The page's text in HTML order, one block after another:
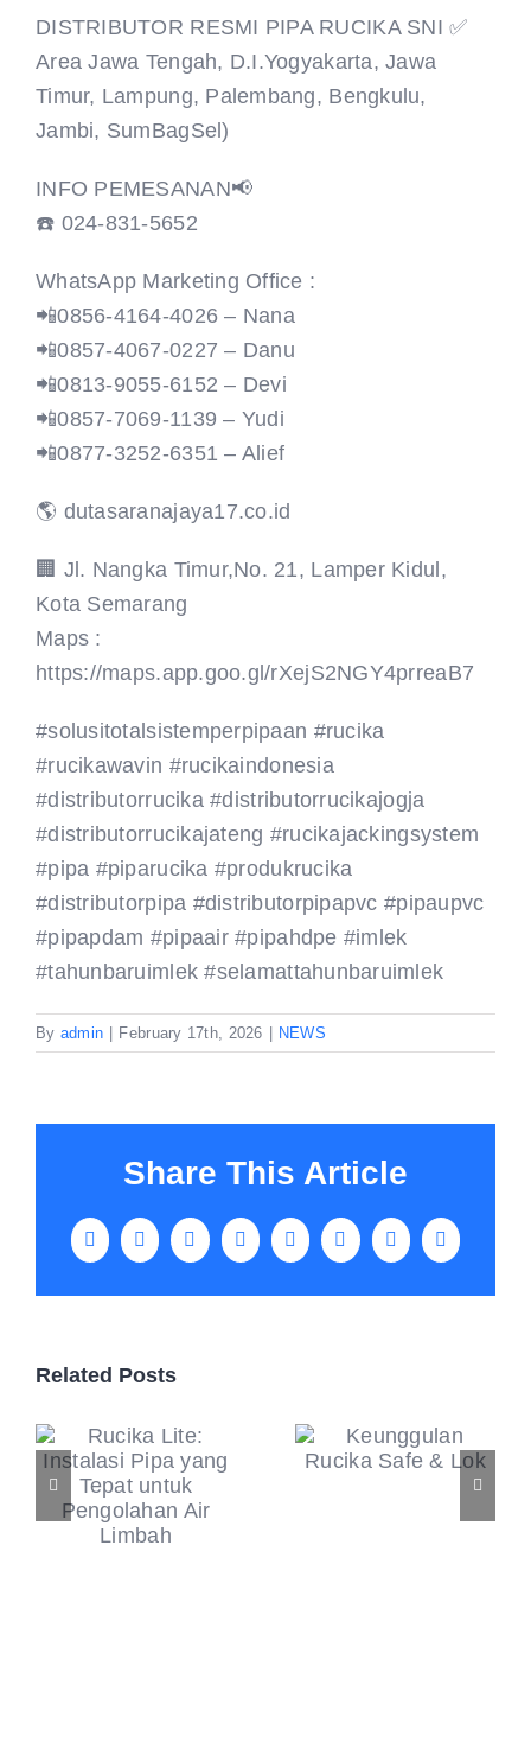
DISTRIBUTOR RESMI PIPA RUCIKA SNI ✅️
Area Jawa Tengah, D.I.Yogyakarta, Jawa
Timur, Lampung, Palembang, Bengkulu,
Jambi, SumBagSel)
INFO PEMESANAN📢
☎️ 024-831-5652
WhatsApp Marketing Office :
📲0856-4164-4026 – Nana
📲0857-4067-0227 – Danu
📲0813-9055-6152 – Devi
📲0857-7069-1139 – Yudi
📲0877-3252-6351 – Alief
🌎 dutasaranajaya17.co.id
🏢 Jl. Nangka Timur,No. 21, Lamper Kidul,
Kota Semarang
Maps :
https://maps.app.goo.gl/rXejS2NGY4prreaB7
#solusitotalsistemperpipaan #rucika
#rucikawavin #rucikaindonesia
#distributorrucika #distributorrucikajogja
#distributorrucikajateng #rucikajackingsystem
#pipa #piparucika #produkrucika
#distributorpipa #distributorpipapvc #pipaupvc
#pipapdam #pipaair #pipahdpe #imlek
#tahunbaruimlek #selamattahunbaruimlek
By admin February 17th, 2026 NEWS
Share This Article
Facebook
X LinkedInWhatsApp
TumblrPinterestVk Email
Related Posts